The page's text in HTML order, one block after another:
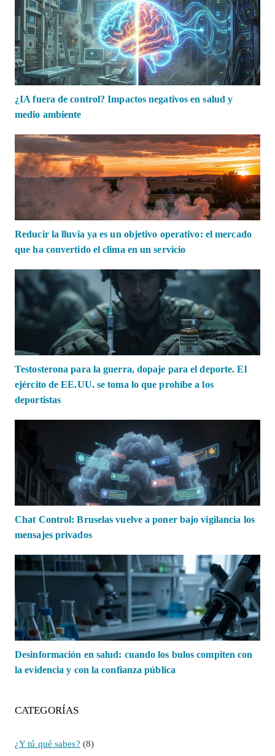
¿IA fuera de control? Impactos negativos en salud y
medio ambiente
Reducir la lluvia ya es un objetivo operativo: el mercado
que ha convertido el clima en un servicio
Testosterona para la guerra, dopaje para el deporte. El
ejército de EE.UU. se toma lo que prohíbe a los
deportistas
Chat Control: Bruselas vuelve a poner bajo vigilancia los
mensajes privados
Desinformación en salud: cuando los bulos compiten con
la evidencia y con la confianza pública
CATEGORÍAS
¿Y tú qué sabes? (8)